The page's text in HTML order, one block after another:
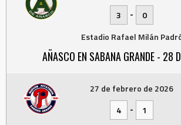
3
-
0
Estadio Rafael Milán
AÑASCO EN SABANA GRANDE - 28
27 de febrero de 2026
4
-
1